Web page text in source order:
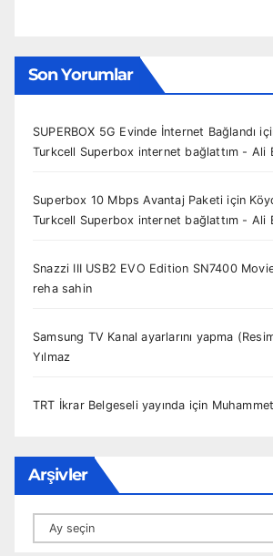
Son Yorumlar
SUPERBOX 5G Evinde İnternet Bağlandı
Turkcell Superbox internet bağlattım - Ali
Superbox 10 Mbps Avantaj Paketi için
Turkcell Superbox internet bağlattım - Ali
Snazzi III USB2 EVO Edition SN7400
reha sahin
Samsung TV Kanal ayarlarını yapma
Yılmaz
TRT İkrar Belgeseli yayında için
Arşivler
Arşivler